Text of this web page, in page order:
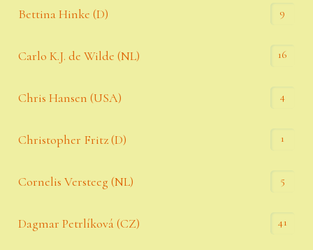
Bettina Hinke (D) 9
Carlo K.J. de Wilde (NL) 16
Chris Hansen (USA) 4
Christopher Fritz (D) 1
Cornelis Versteeg (NL) 5
Dagmar Petrlíková (CZ) 41